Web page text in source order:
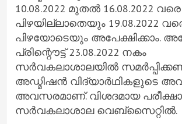
10.08.2022 മുതൽ 16.08.2022 വരെ
പിഴയില്ലാതെയും 19.08.2022
പിഴയോടെയും അപേക്ഷിക്കാം.
പ്രിന്റൌട്ട് 23.08.2022 നകം
സർവകലാശാലയിൽ
അഡ്മിഷൻ വിദ്യാർഥികളുടെ
അവസരമാണ്. വിശദമായ
സർവകലാശാല വെബ്സൈറ്റിൽ.